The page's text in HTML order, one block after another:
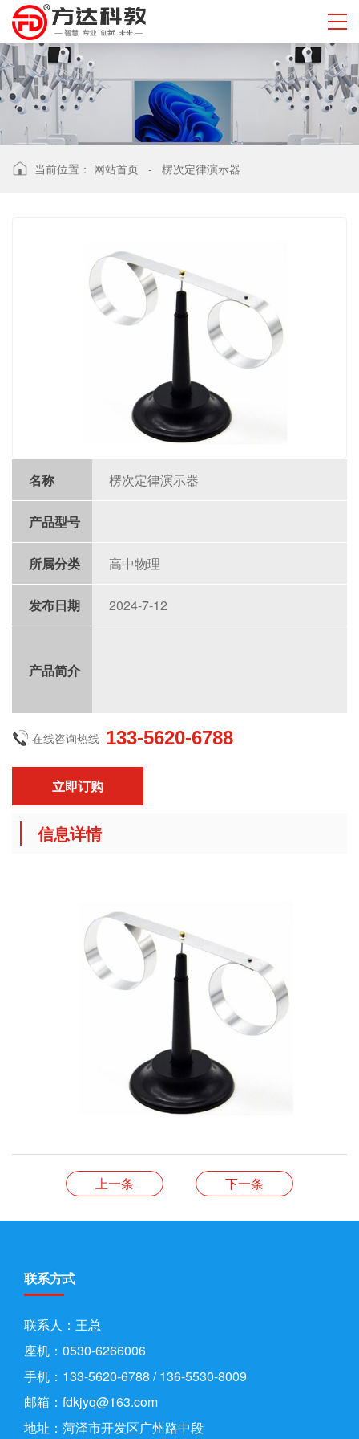
当前位置： 网站首页 - 楞次定律演示器
名称 楞次定律演示器
产品型号
所属分类 高中物理
发布日期 2024-7-12
产品简介
在线咨询热线 133-5620-6788
立即订购
信息详情
上一条 下一条
联系方式
联系人：王总
座机：0530-6266006
手机：133-5620-6788 / 136-5530-8009
邮箱：fdkjyq@163.com
地址：菏泽市开发区广州路中段